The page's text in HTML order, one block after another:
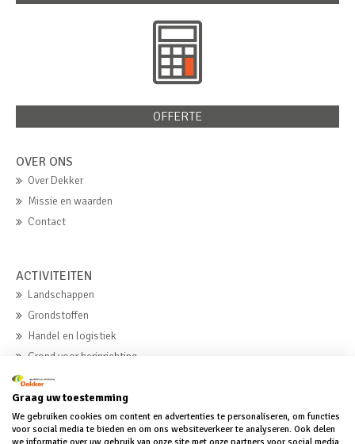
OFFERTE
OVER ONS
Over Dekker
Missie en waarden
Contact
ACTIVITEITEN
Landschappen
Grondstoffen
Handel en logistiek
Grond voor herinrichting
Beton
MVO
Graag uw toestemming
We gebruiken cookies om content en advertenties te personaliseren, om functies
voor social media te bieden en om ons websiteverkeer te analyseren. Ook delen